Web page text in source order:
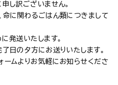
し訳ございません。
に関わるごはん類につきまして
発送いたします。
日の夕方にお送りいたします。
ームよりお気軽にお知らせくださ